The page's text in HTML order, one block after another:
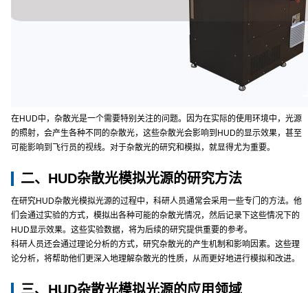
在HUD中，杂散光是一个需要特别关注的问题。因为在实际的使用环境中，光源
的照射，会产生各种不同的杂散光，这些杂散光会影响到HUD的显示效果，甚至
可能影响到飞行员的视线。对于杂散光的研究和模拟，就显得尤为重要。
二、HUD杂散光模拟光源的研究方法
在研究HUD杂散光模拟光源的过程中，科研人员通常会采用一些专门的方法。他
们会通过实验的方式，模拟出各种可能的杂散光情况，然后记录下这些情况下的
HUD显示效果。这些实验数据，将为后续的研究提供重要的参考。
科研人员还会通过理论分析的方式，研究杂散光的产生机制和影响因素。这些理
论分析，将帮助他们更深入地理解杂散光的性质，从而更好地进行模拟和改进。
三、HUD杂散光模拟光源的应用领域